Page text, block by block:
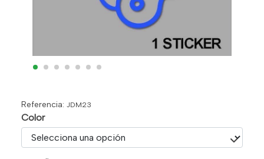
Referencia: JDM23
Color